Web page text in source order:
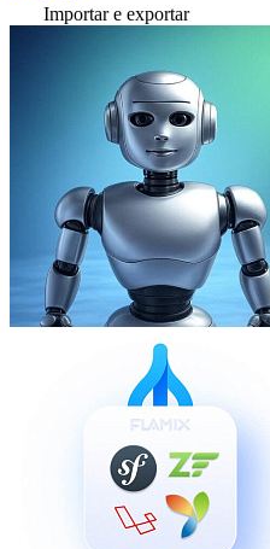
Importar e exportar